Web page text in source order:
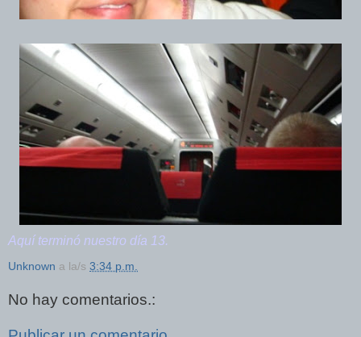
Aquí terminó nuestro día 13.
Unknown a la/s 3:34 p.m.
No hay comentarios.: